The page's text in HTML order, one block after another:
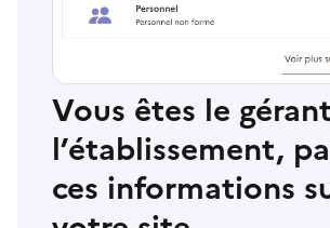
Vous êtes le
l’établissement,
ces informations